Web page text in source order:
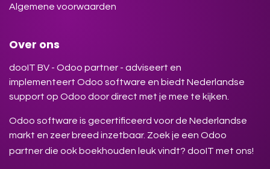
Algemene voorwaarden
Over ons
dooIT BV - Odoo partner - adviseert en
implementeert Odoo software en biedt Nederlandse
support op Odoo door direct met je mee te kijken.
Odoo software is gecertificeerd voor de Nederlandse
markt en zeer breed inzetbaar. Zoek je een Odoo
partner die ook boekhouden leuk vindt? dooIT met ons!